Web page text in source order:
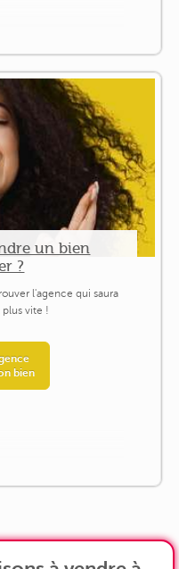
un bien
?
l'agence qui saura
vite !
bien